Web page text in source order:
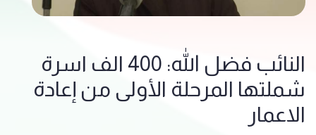
النائب فضل الله: 400 الف اسرة
شملتها المرحلة الأولى من إعادة
الاعمار